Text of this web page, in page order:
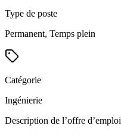
Type de poste
Permanent, Temps plein
Catégorie
Ingénierie
Description de l’offre d’emploi